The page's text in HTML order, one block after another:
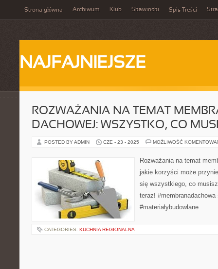
Strona główna Archiwum Klub Skawinski Spis Treści
NAJFAJNIEJSZE
ROZWAŻANIA NA TEMAT
DACHOWEJ: WSZYSTKO, CO
POSTED BY ADMIN CZE - 23 - 2025 MOŻLIWOŚĆ
Rozważania na temat
jakie korzyści może
się wszystkiego, co
teraz! #membranadachowa
#materiałybudowlane
CATEGORIES: KUCHNIA REGIONALNA